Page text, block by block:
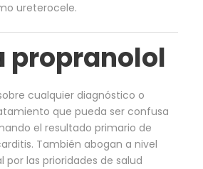
ureterocele.
propranolol
cualquier diagnóstico o
que pueda ser confusa
el resultado primario de
También abogan a nivel
las prioridades de salud